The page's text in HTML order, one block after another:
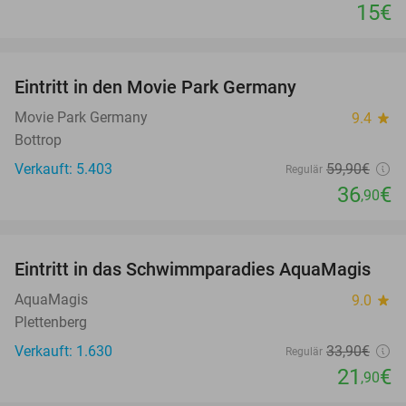
15€
Eintritt in den Movie Park Germany
Movie Park Germany 9.4 star
Bottrop
Verkauft: 5.403
Regulär 59,90€
36,90€
35%
Eintritt in das Schwimmparadies AquaMagis
AquaMagis 9.0 star
Plettenberg
Verkauft: 1.630
Regulär 33,90€
21 ,90€